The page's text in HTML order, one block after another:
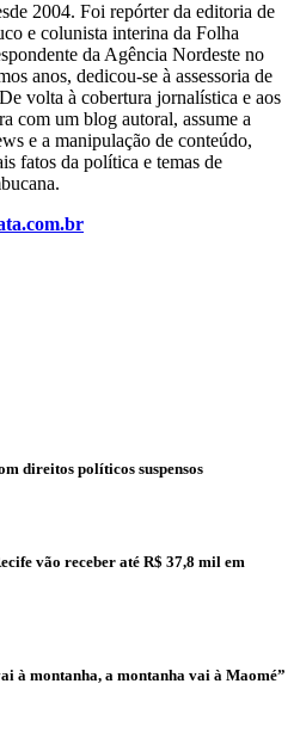
2004. Foi repórter da editoria de
e colunista interina da Folha
da Agência Nordeste no
anos, dedicou-se à assessoria de
volta à cobertura jornalística e aos
com um blog autoral, assume a
e a manipulação de conteúdo,
fatos da política e temas de
direitos políticos suspensos
vão receber até R$ 37,8 mil em
à montanha, a montanha vai à Maomé”